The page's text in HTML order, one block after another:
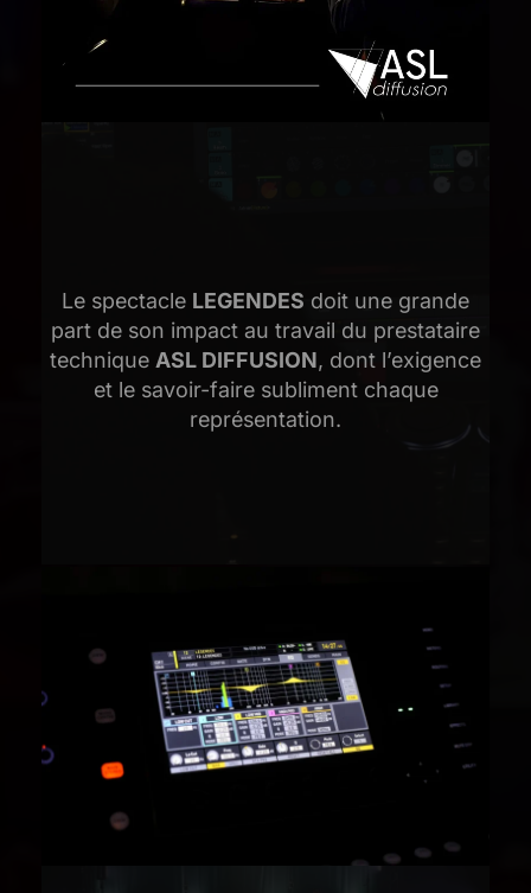
Le spectacle LEGENDES doit une grande
part de son impact au travail du prestataire
technique ASL DIFFUSION, dont l’exigence
et le savoir-faire subliment chaque
représentation.